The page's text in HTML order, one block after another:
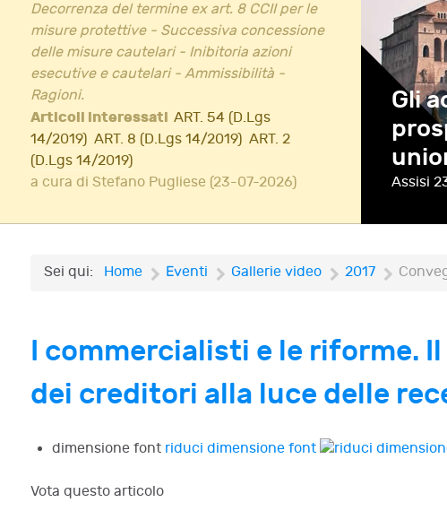
Decorrenza del termine ex art. 8 CCII per le
misure protettive - Successiva concessione
delle misure cautelari - Inibitoria azioni
esecutive e cautelari - Ammissibilità -
Ragioni.
Articoli interessati ART. 54 (D.Lgs
14/2019) ART. 8 (D.Lgs 14/2019) ART. 2
(D.Lgs 14/2019)
a cura di Stefano Pugliese (23-07-2026)
Iscriviti!
di InsolvenzFest
Gli
Assisi
Sei qui: Home Eventi Gallerie video 2017
I commercialisti e le riforme.
dei creditori alla luce delle
dimensione font riduci dimensione font
Vota questo articolo